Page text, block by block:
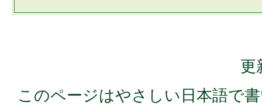
更
このページはやさしい日本語で